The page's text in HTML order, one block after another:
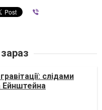
зараз
слідами
Ейнштейна